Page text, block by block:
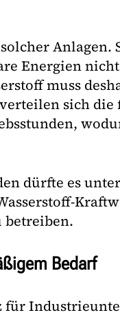
Anlagen.
Energien
muss
sich die
dürfte es
betreiben.
Bedarf